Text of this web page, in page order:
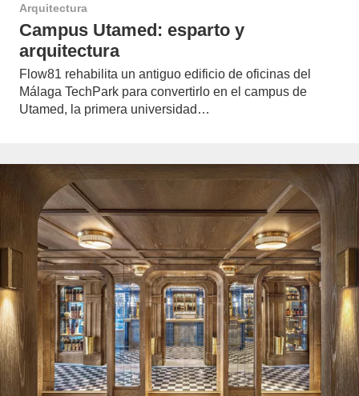
Arquitectura
Campus Utamed: esparto y
arquitectura
Flow81 rehabilita un antiguo edificio de oficinas del
Málaga TechPark para convertirlo en el campus de
Utamed, la primera universidad…